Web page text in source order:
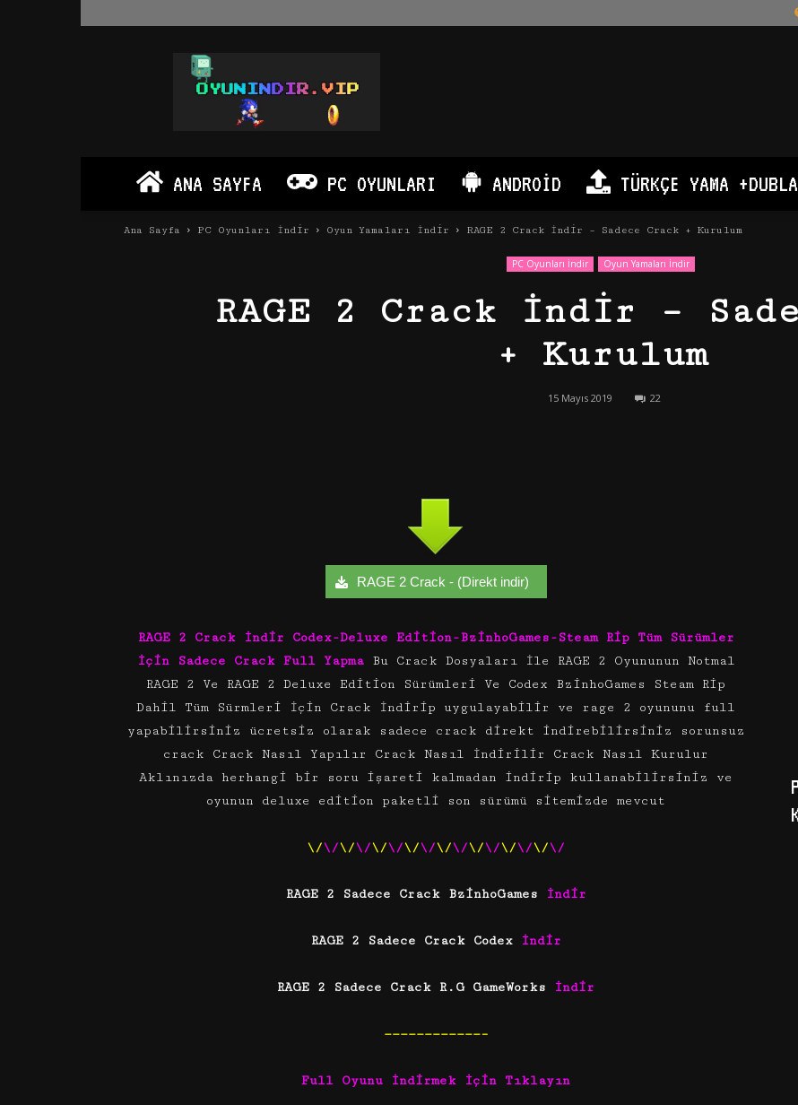
Oyun
İndir
PC
Android
ANA SAYFA PC OYUNLARI ANDROID TÜRKÇE YAMA
Ana Sayfa PC Oyunları İndir Oyun Yamaları İndir RAGE 2 Crack İndir – Sadece Crack + Kurulum
PC Oyunları İndir Oyun Yamaları İndir
RAGE 2 Crack İndir –
+ Kurulum
15 Mayıs 2019 22
RAGE 2 Crack - (Direkt indir)
RAGE 2 Crack İndir Codex-Deluxe Edition-BzinhoGames-Steam Rip Tüm Sürümler
İçin Sadece Crack Full Yapma Bu Crack Dosyaları İle RAGE 2 Oyununun Notmal
RAGE 2 Ve RAGE 2 Deluxe Edition Sürümleri Ve Codex BzinhoGames Steam Rip
Dahil Tüm Sürmleri İçin Crack İndirip uygulayabilir ve rage 2 oyununu full
yapabilirsiniz ücretsiz olarak sadece crack direkt indirebilirsiniz sorunsuz
crack Crack Nasıl Yapılır Crack Nasıl İndirilir Crack Nasıl Kurulur
Aklınızda herhangi bir soru işareti kalmadan indirip kullanabilirsiniz ve
oyunun deluxe edition paketli son sürümü sitemizde mevcut
\/\/\/\/\/\/\/\/\/\/\/\/\/\/\/\/
RAGE 2 Sadece Crack BzinhoGames İndir
RAGE 2 Sadece Crack Codex İndir
RAGE 2 Sadece Crack R.G GameWorks İndir
————————————–
Full Oyunu İndirmek İçin Tıklayın